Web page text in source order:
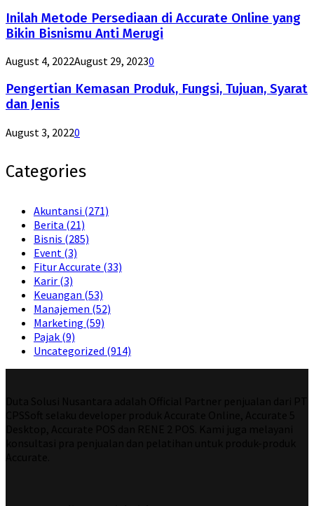
Inilah Metode Persediaan di Accurate Online yang
Bikin Bisnismu Anti Merugi
August 4, 2022August 29, 20230
Pengertian Kemasan Produk, Fungsi, Tujuan, Syarat
dan Jenis
August 3, 20220
Categories
Akuntansi (271)
Berita (21)
Bisnis (285)
Event (3)
Fitur Accurate (33)
Karir (3)
Keuangan (53)
Manajemen (52)
Marketing (59)
Pajak (9)
Uncategorized (914)